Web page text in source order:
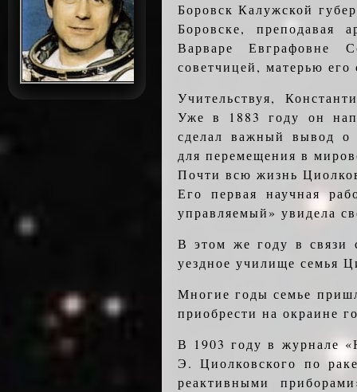
Боровск Калужской
Боровске,
Варваре Евграфовне
советчицей, матерью его
Учительствуя,
Уже в 1883 году он
сделал важный вывод о
для перемещения в
Почти всю жизнь
Его первая научная
управляемый» увидела
В этом же году в связи
уездное училище семья
Многие годы семье
приобрести на окраине
В 1903 году в журнале
Э. Циолковского по
реактивными